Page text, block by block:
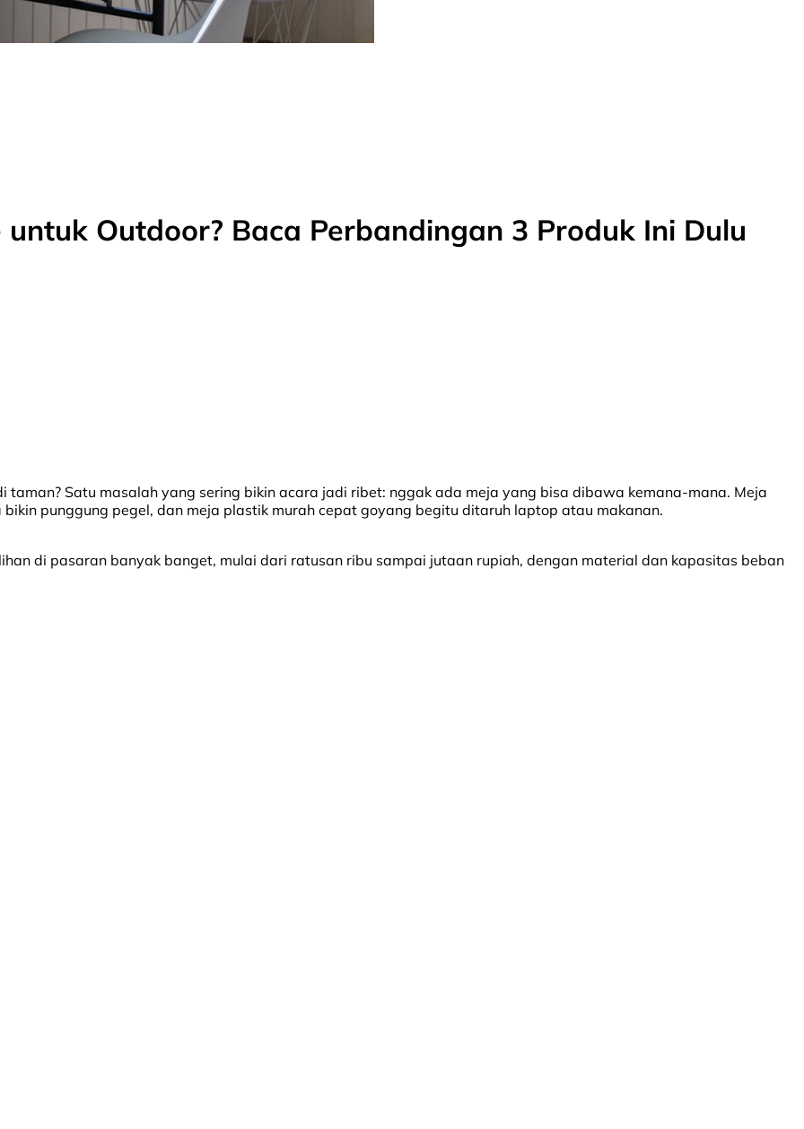
Outdoor? Baca Perbandingan 3 Produk Ini Dulu
Satu masalah yang sering bikin acara jadi ribet: nggak ada meja yang bisa dibawa kemana-mana. Meja
punggung pegel, dan meja plastik murah cepat goyang begitu ditaruh laptop atau makanan.
di pasaran banyak banget, mulai dari ratusan ribu sampai jutaan rupiah, dengan material dan kapasitas beban